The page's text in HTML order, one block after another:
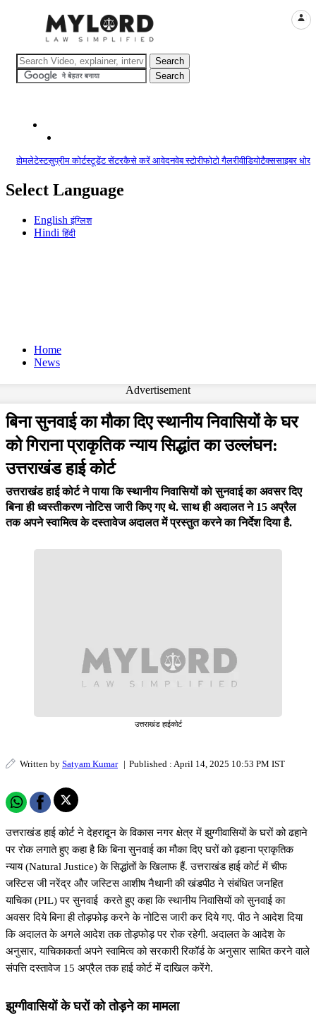
होमलेटेस्टसुप्रीम कोर्टस्टूडेंट सेंटरकैसे करें आवेदनवेब स्टोरीफोटो गैलरीवीडियोटैक्ससाइबर
Select Language
Englishइंग्लिश
Hindiहिंदी
Home
News
Advertisement
बिना सुनवाई का मौका दिए स्थानीय निवासियों के घर
को गिराना प्राकृतिक न्याय सिद्धांत का उल्लंघन:
उत्तराखंड हाई कोर्ट
उत्तराखंड हाई कोर्ट ने पाया कि स्थानीय निवासियों को सुनवाई का अवसर दिए
बिना ही ध्वस्तीकरण नोटिस जारी किए गए थे. साथ ही अदालत ने 15 अप्रैल
तक अपने स्वामित्व के दस्तावेज अदालत में प्रस्तुत करने का निर्देश दिया है.
उत्तराखंड हाईकोर्ट
Written by Satyam Kumar | Published : April 14, 2025 10:53 PM IST
उत्तराखंड हाई कोर्ट ने देहरादून के विकास नगर क्षेत्र में झुग्गीवासियों के घरों को ढहाने
पर रोक लगाते हुए कहा है कि बिना सुनवाई का मौका दिए घरों को ढ़हाना प्राकृतिक
न्याय (Natural Justice) के सिद्धांतों के खिलाफ हैं. उत्तराखंड हाई कोर्ट में चीफ
जस्टिस जी नरेंद्र और जस्टिस आशीष नैथानी की खंडपीठ ने संबंधित जनहित
याचिका (PIL) पर सुनवाई करते हुए कहा कि स्थानीय निवासियों को सुनवाई का
अवसर दिये बिना ही तोड़फोड़ करने के नोटिस जारी कर दिये गए. पीठ ने आदेश दिया
कि अदालत के अगले आदेश तक तोड़फोड़ पर रोक रहेगी. अदालत के आदेश के
अनुसार, याचिकाकर्ता अपने स्वामित्व को सरकारी रिकॉर्ड के अनुसार साबित करने वाले
संपत्ति दस्तावेज 15 अप्रैल तक हाई कोर्ट में दाखिल करेंगे.
झुग्गीवासियों के घरों को तोड़ने का मामला